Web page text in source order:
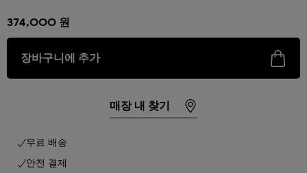
374,000 원
장바구니에 추가
매장 내 찾기
무료 배송
안전 결제